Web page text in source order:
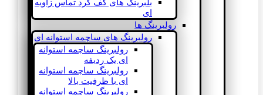
بلبرینگ های کف گرد تماس زاویه
ای
رولبرینگ ها
رولبرینگ های ساچمه استوانه ای
رولبرینگ ساچمه استوانه
ای یک ردیفه
رولبرینگ ساچمه استوانه
ای با ظرفیت بالا
رولبرینگ ساچمه استوانه